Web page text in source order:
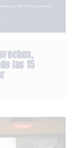
las 15